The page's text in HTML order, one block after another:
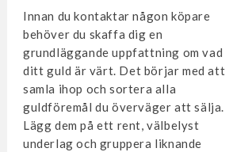
Innan du kontaktar någon köpare
behöver du skaffa dig en
grundläggande uppfattning om vad
ditt guld är värt. Det börjar med att
samla ihop och sortera alla
guldföremål du överväger att sälja.
Lägg dem på ett rent, välbelyst
underlag och gruppera liknande